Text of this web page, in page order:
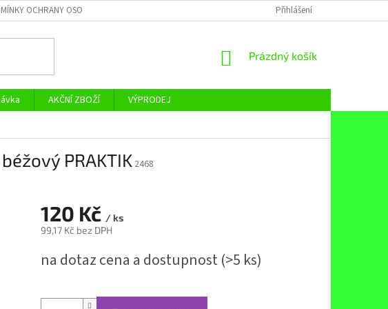
OCHRANY OSOBNÍCH ÚDAJŮ Přihlášení
NÁKUPNÍ
Prázdný košík
AKČNÍ ZBOŽÍ
VÝPRODEJ
PRAKTIK 2468
120 Kč / ks
99,17 Kč bez DPH
cena:
na dotaz cena a dostupnost(>5 ks)